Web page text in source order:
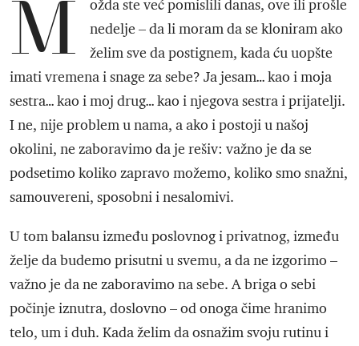
M
ožda ste već pomislili danas, ove ili prošle
nedelje – da li moram da se kloniram ako
želim sve da postignem, kada ću uopšte
imati vremena i snage za sebe? Ja jesam… kao i moja
sestra… kao i moj drug… kao i njegova sestra i prijatelji.
I ne, nije problem u nama, a ako i postoji u našoj
okolini, ne zaboravimo da je rešiv: važno je da se
podsetimo koliko zapravo možemo, koliko smo snažni,
samouvereni, sposobni i nesalomivi.
U tom balansu između poslovnog i privatnog, između
želje da budemo prisutni u svemu, a da ne izgorimo –
važno je da ne zaboravimo na sebe. A briga o sebi
počinje iznutra, doslovno – od onoga čime hranimo
telo, um i duh. Kada želim da osnažim svoju rutinu i